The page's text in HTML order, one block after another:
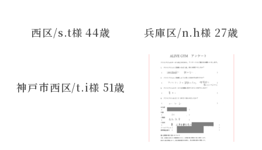
西区/s.t様 44歳 兵庫区/n.h様 27歳
神戸市西区/t.i様 51歳